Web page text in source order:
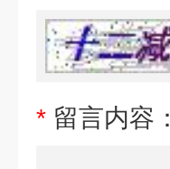
* 留言内容：